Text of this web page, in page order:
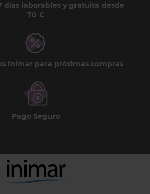
días laborables y gratuita desde
70 €
Inimar para próximas compras
Pago Seguro